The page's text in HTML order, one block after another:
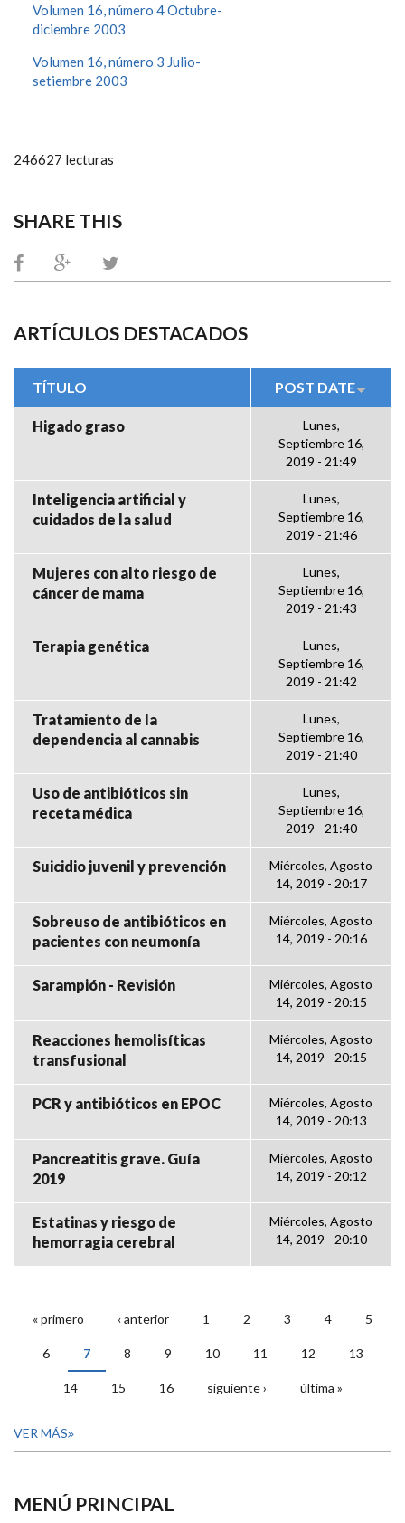
Volumen 16, número 4 Octubre-
diciembre 2003
Volumen 16, número 3 Julio-
setiembre 2003
246627 lecturas
SHARE THIS
ARTÍCULOS DESTACADOS
TÍTULO POST DATE
Higado graso
Lunes,
Septiembre 16,
2019 - 21:49
Inteligencia artificial y
cuidados de la salud
Lunes,
Septiembre 16,
2019 - 21:46
Mujeres con alto riesgo de
cáncer de mama
Lunes,
Septiembre 16,
2019 - 21:43
Terapia genética
Lunes,
Septiembre 16,
2019 - 21:42
Tratamiento de la
dependencia al cannabis
Lunes,
Septiembre 16,
2019 - 21:40
Uso de antibióticos sin
receta médica
Lunes,
Septiembre 16,
2019 - 21:40
Suicidio juvenil y prevención
Miércoles, Agosto
14, 2019 - 20:17
Sobreuso de antibióticos en
pacientes con neumonía
Miércoles, Agosto
14, 2019 - 20:16
Sarampión - Revisión
Miércoles, Agosto
14, 2019 - 20:15
Reacciones hemolisíticas
transfusional
Miércoles, Agosto
14, 2019 - 20:15
PCR y antibióticos en EPOC
Miércoles, Agosto
14, 2019 - 20:13
Pancreatitis grave. Guía
2019
Miércoles, Agosto
14, 2019 - 20:12
Estatinas y riesgo de
hemorragia cerebral
Miércoles, Agosto
14, 2019 - 20:10
PÁGINAS
« primero ‹ anterior 1 2 3 4 5
6 7 8 9 10 11 12 13
14 15 16 siguiente › última »
VER MÁS
MENÚ PRINCIPAL